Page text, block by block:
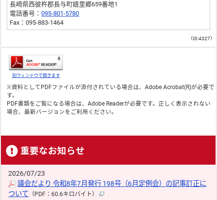
長崎県西彼杵郡長与町嬉里郷659番地1
電話番号：095-801-5780
Fax：095-883-1464
（ID:4327）
別ウィンドウで開きます
※資料としてPDFファイルが添付されている場合は、Adobe Acrobat(R)が必要で
す。
PDF書類をご覧になる場合は、Adobe Readerが必要です。正しく表示されない
場合、最新バージョンをご利用ください。
重要なお知らせ
2026/07/23
議会だより 令和8年7月発行 198号（6月定例会）の記事訂正に
ついて （PDF：60.6キロバイト）